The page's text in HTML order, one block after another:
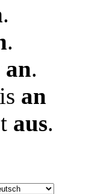
.
.
an.
an
aus.